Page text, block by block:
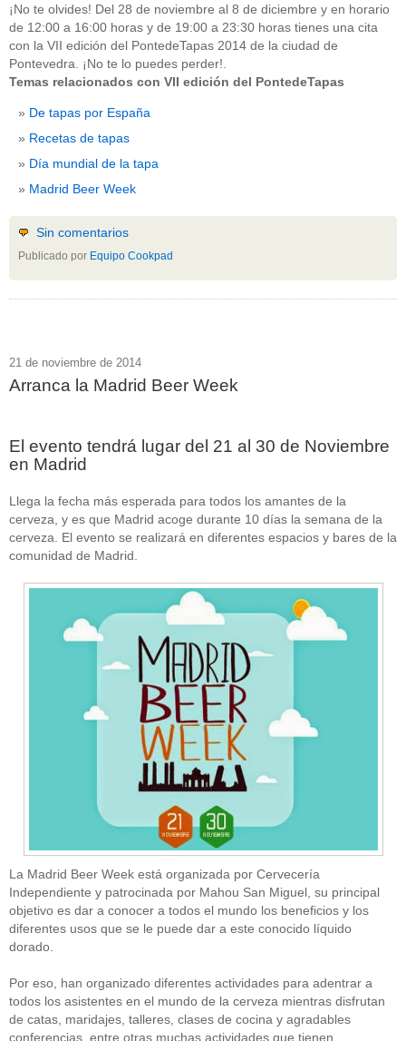
Restaurantes (38)
rutas de tapas(2)
Setas(1)
Sin categoría (348)
(1)
tapas (2)
RSS - Entradas
Acceder
¡No te olvides! Del 28 de noviembre al 8 de diciembre y en horario
de 12:00 a 16:00 horas y de 19:00 a 23:30 horas tienes una cita
con la VII edición del PontedeTapas 2014 de la ciudad de
Pontevedra. ¡No te lo puedes perder!.
Temas relacionados con VII edición del PontedeTapas
De tapas por España
Recetas de tapas
Día mundial de la tapa
Madrid Beer Week
Sin comentarios
Publicado por Equipo Cookpad
21 de noviembre de 2014
Arranca la Madrid Beer Week
El evento tendrá lugar del 21 al 30 de Noviembre
en Madrid
Llega la fecha más esperada para todos los amantes de la
cerveza, y es que Madrid acoge durante 10 días la semana de la
cerveza. El evento se realizará en diferentes espacios y bares de la
comunidad de Madrid.
La Madrid Beer Week está organizada por Cervecería
Independiente y patrocinada por Mahou San Miguel, su principal
objetivo es dar a conocer a todos el mundo los beneficios y los
diferentes usos que se le puede dar a este conocido líquido
dorado.
Por eso, han organizado diferentes actividades para adentrar a
todos los asistentes en el mundo de la cerveza mientras disfrutan
de catas, maridajes, talleres, clases de cocina y agradables
conferencias, entre otras muchas actividades que tienen